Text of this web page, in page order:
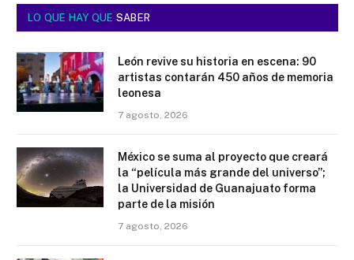
LO QUE HAY QUE SABER
León revive su historia en escena: 90
artistas contarán 450 años de memoria
leonesa
7 agosto, 2026
México se suma al proyecto que creará
la “película más grande del universo”;
la Universidad de Guanajuato forma
parte de la misión
7 agosto, 2026